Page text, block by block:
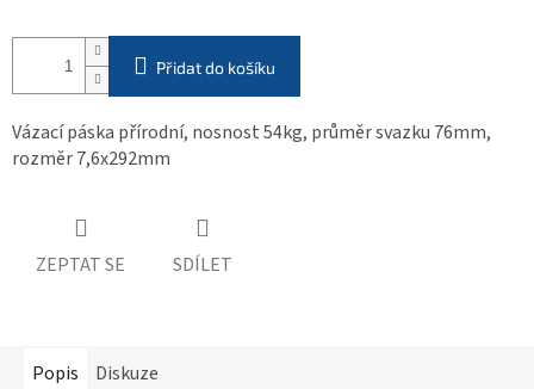
Přidat do košíku
Vázací páska přírodní, nosnost 54kg, průměr svazku 76mm,
rozměr 7,6x292mm
ZEPTAT SE SDÍLET
Popis Diskuze